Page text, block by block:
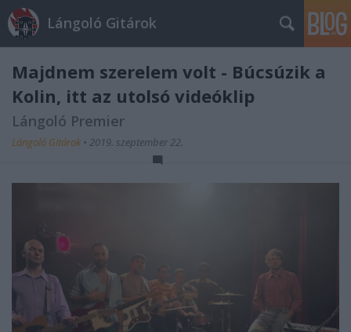
Lángoló Gitárok
Majdnem szerelem volt - Búcsúzik a
Kolin, itt az utolsó videóklip
Lángoló Premier
Lángoló Gitárok • 2019. szeptember 22.